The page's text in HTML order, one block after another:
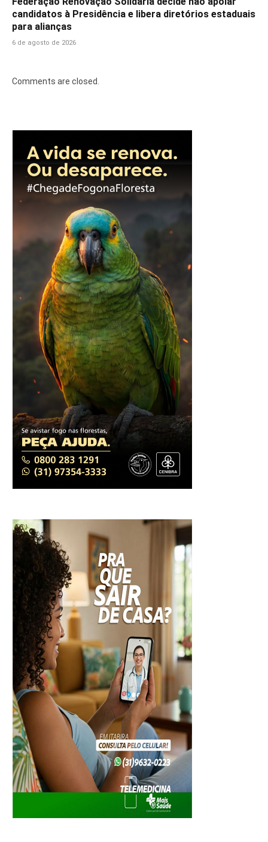
candidatos à Presidência e libera diretórios estaduais
para alianças
6 de agosto de 2026
Comments are closed.